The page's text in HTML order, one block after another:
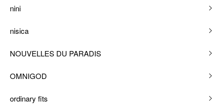
nini
nisica
NOUVELLES DU PARADIS
OMNIGOD
ordinary fits